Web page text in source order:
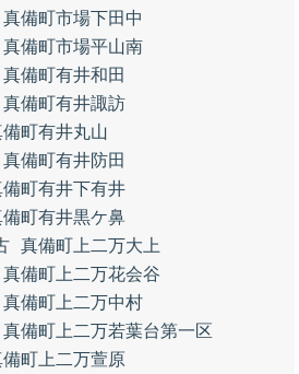
真備町市場下田中
真備町市場平山南
真備町有井和田
真備町有井諏訪
備町有井丸山
真備町有井防田
備町有井下有井
備町有井黒ケ鼻
真備町上二万大上
真備町上二万花会谷
真備町上二万中村
真備町上二万若葉台第一区
備町上二万萱原